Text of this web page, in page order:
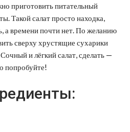
приготовить питательный
Такой салат просто находка,
а времени почти нет. По желанию
сверху хрустящие сухарики
и лёгкий салат, сделать —
попробуйте!